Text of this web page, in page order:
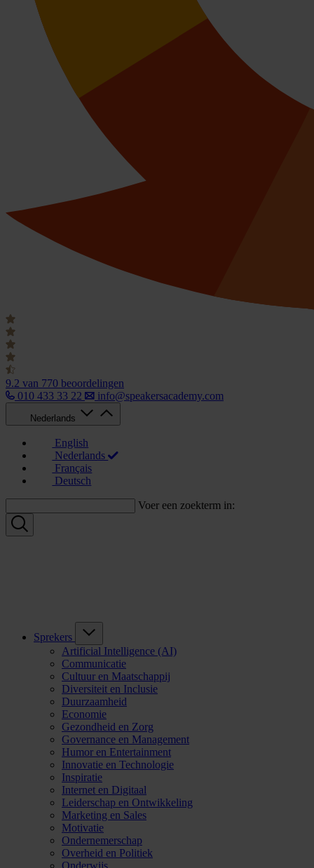
9.2 van 770 beoordelingen
010 433 33 22
info@speakersacademy.com
Nederlands
English
Nederlands
Français
Deutsch
Voer een zoekterm in:
Sprekers
Artificial Intelligence (AI)
Communicatie
Cultuur en Maatschappij
Diversiteit en Inclusie
Duurzaamheid
Economie
Gezondheid en Zorg
Governance en Management
Humor en Entertainment
Innovatie en Technologie
Inspiratie
Internet en Digitaal
Leiderschap en Ontwikkeling
Marketing en Sales
Motivatie
Ondernemerschap
Overheid en Politiek
Onderwijs